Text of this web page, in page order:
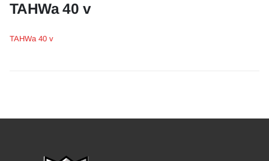
TAHWa 40 v
TAHWa 40 v